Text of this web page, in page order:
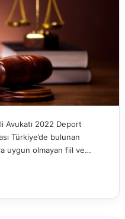
Avukatı 2022 Deport
Türkiye’de bulunan
uygun olmayan fiil ve…